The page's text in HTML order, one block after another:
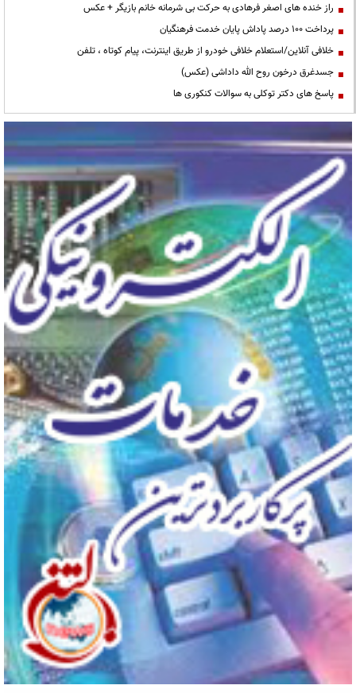
راز خنده های اصغر فرهادی به حرکت بی شرمانه خانم بازیگر + عکس
پرداخت ۱۰۰ درصد پاداش پایان خدمت فرهنگیان
خلافی آنلاین/استعلام خلافی خودرو از طریق اینترنت، پیام کوتاه ، تلفن
جسدغرق درخون روح الله داداشی (عکس)
پاسخ های دکتر توکلی به سوالات کنکوری ها